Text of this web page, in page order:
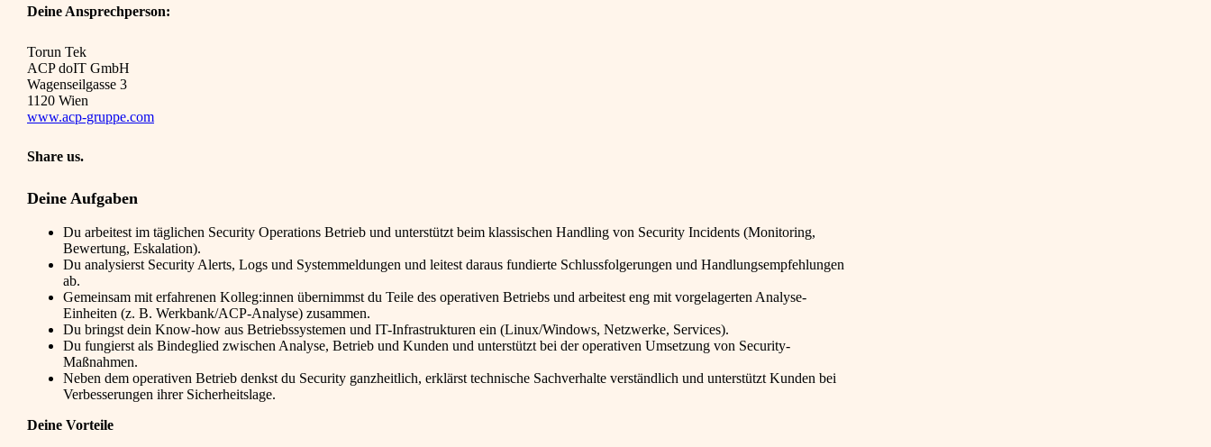
Deine Ansprechperson:
Torun Tek
ACP doIT GmbH
Wagenseilgasse 3
1120 Wien
www.acp-gruppe.com
Share us.
Deine Aufgaben
Du arbeitest im täglichen Security Operations Betrieb und unterstützt beim klassischen Handling von Security Incidents (Monitoring,
Bewertung, Eskalation).
Du analysierst Security Alerts, Logs und Systemmeldungen und leitest daraus fundierte Schlussfolgerungen und Handlungsempfehlungen
ab.
Gemeinsam mit erfahrenen Kolleg:innen übernimmst du Teile des operativen Betriebs und arbeitest eng mit vorgelagerten Analyse-
Einheiten (z. B. Werkbank/ACP-Analyse) zusammen.
Du bringst dein Know-how aus Betriebssystemen und IT-Infrastrukturen ein (Linux/Windows, Netzwerke, Services).
Du fungierst als Bindeglied zwischen Analyse, Betrieb und Kunden und unterstützt bei der operativen Umsetzung von Security-
Maßnahmen.
Neben dem operativen Betrieb denkst du Security ganzheitlich, erklärst technische Sachverhalte verständlich und unterstützt Kunden bei
Verbesserungen ihrer Sicherheitslage.
Deine Vorteile